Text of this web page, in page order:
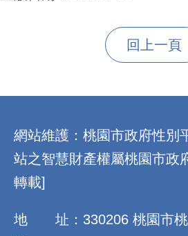
回上一頁
網站維護：桃園市政府性別
站之智慧財產權屬桃園市政
轉載]
地 址：330206 桃園市桃